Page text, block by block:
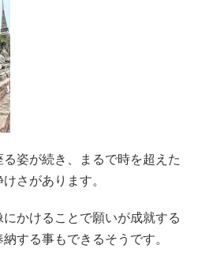
姿が続き、まるで時を超えた
さがあります。
かけることで願いが成就する
する事もできるそうです。